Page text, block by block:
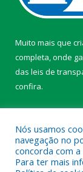
Muito mais que
completa, onde
das leis de
confira.
Nós usamos
navegação no
concorda com
Para ter mais